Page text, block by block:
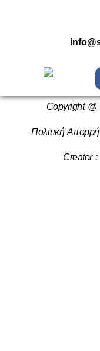
Copyright
Πολιτική
Creator